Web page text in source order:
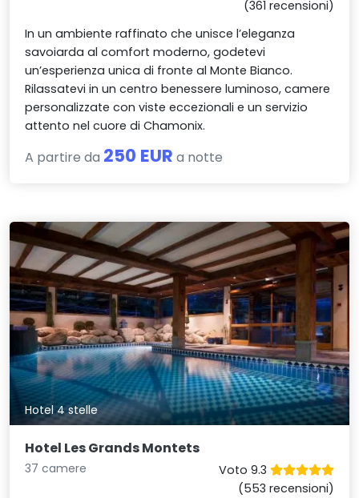
(361 recensioni)
In un ambiente raffinato che unisce l’eleganza
savoiarda al comfort moderno, godetevi
un’esperienza unica di fronte al Monte Bianco.
Rilassatevi in un centro benessere luminoso, camere
personalizzate con viste eccezionali e un servizio
attento nel cuore di Chamonix.
A partire da 250 EUR a notte
Hotel 4 stelle
Hotel Les Grands Montets
37 camere
Voto 9.3
(553 recensioni)